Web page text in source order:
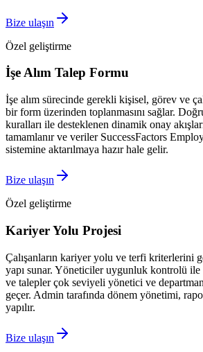
Bize ulaşın
Özel geliştirme
İşe Alım Talep Formu
İşe alım sürecinde gerekli kişisel, görev ve
bir form üzerinden toplanmasını sağlar.
kuralları ile desteklenen dinamik onay
tamamlanır ve veriler SuccessFactors
sistemine aktarılmaya hazır hale gelir.
Bize ulaşın
Özel geliştirme
Kariyer Yolu Projesi
Çalışanların kariyer yolu ve terfi kriterlerini
yapı sunar. Yöneticiler uygunluk kontrolü
ve talepler çok seviyeli yönetici ve
geçer. Admin tarafında dönem yönetimi,
yapılır.
Bize ulaşın